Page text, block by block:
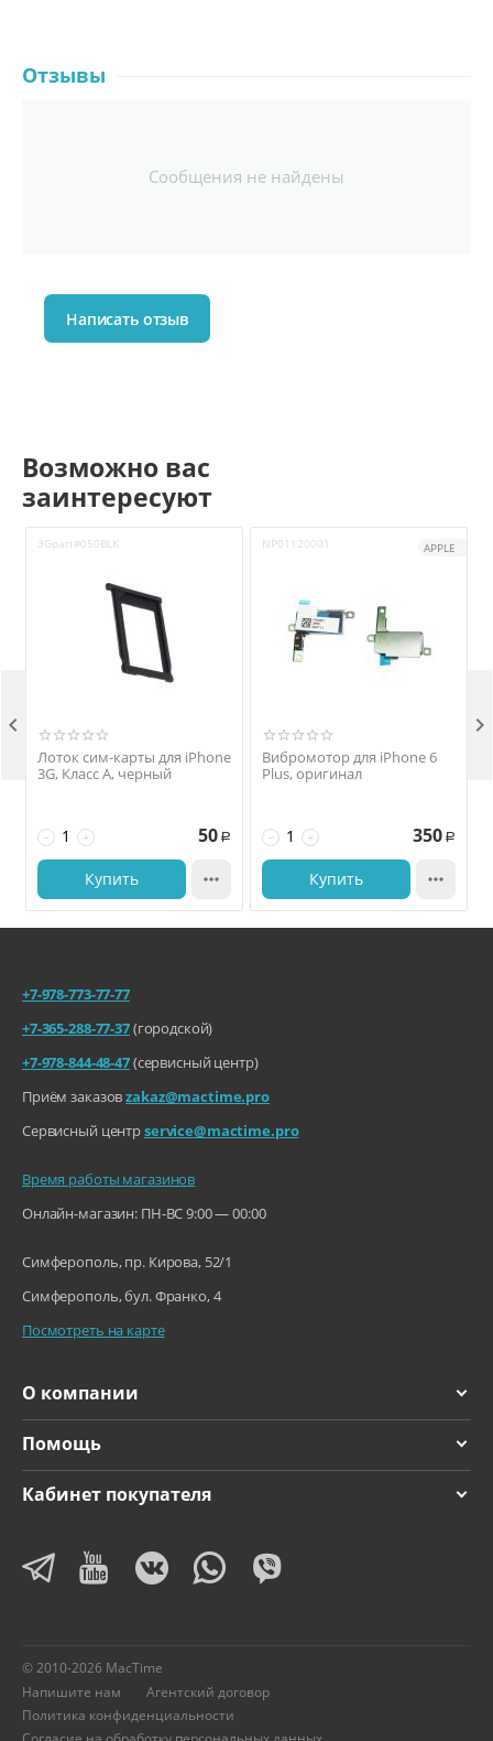
Отзывы
Сообщения не найдены
Написать отзыв
Возможно вас
заинтересуют
3Gpart#050BLK
Лоток сим-карты для iPhone
3G, Класс А, черный
+
− 50 Р
Купить 
NP01120001 APPLE
Вибромотор для iPhone 6
Plus, оригинал
+
− 350 Р
Купить 
 
О компании
Помощь
Кабинет покупателя
+7-978-773-77-77
+7-365-288-77-37(городской)
+7-978-844-48-47(сервисный центр)
Приём заказовzakaz@mactime.pro
Сервисный центрservice@mactime.pro
Время работы магазинов
Онлайн-магазин: ПН-ВС 9:00 — 00:00
Симферополь, пр. Кирова, 52/1
Симферополь, бул. Франко, 4
Посмотреть на карте
© 2010-2026 MacTime
Напишите нам
Агентский договор
Политика конфиденциальности